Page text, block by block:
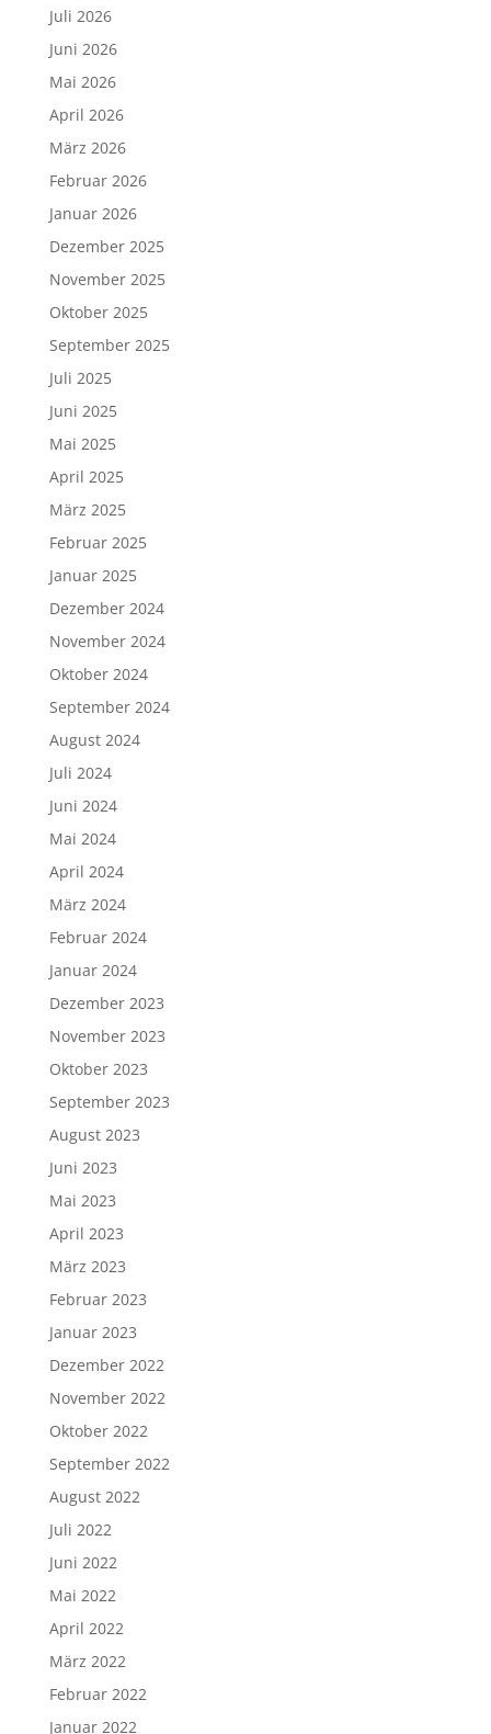
Juli 2026
Juni 2026
Mai 2026
April 2026
März 2026
Februar 2026
Januar 2026
Dezember 2025
November 2025
Oktober 2025
September 2025
Juli 2025
Juni 2025
Mai 2025
April 2025
März 2025
Februar 2025
Januar 2025
Dezember 2024
November 2024
Oktober 2024
September 2024
August 2024
Juli 2024
Juni 2024
Mai 2024
April 2024
März 2024
Februar 2024
Januar 2024
Dezember 2023
November 2023
Oktober 2023
September 2023
August 2023
Juni 2023
Mai 2023
April 2023
März 2023
Februar 2023
Januar 2023
Dezember 2022
November 2022
Oktober 2022
September 2022
August 2022
Juli 2022
Juni 2022
Mai 2022
April 2022
März 2022
Februar 2022
Januar 2022